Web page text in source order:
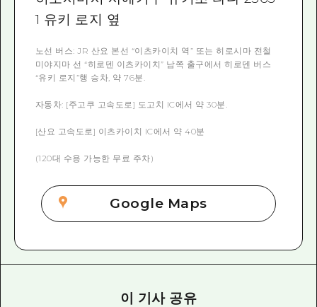
1 유키 로지 옆
노선 버스: JR 산요 본선 “이츠카이치 역” 또는 히로시마 전철
미야지마 선 “히로덴 이츠카이치” 남쪽 출구에서 히로덴 버스
“유키 로지”행 승차, 약 76분.
자동차: [주고쿠 고속도로] 도고치 IC에서 약 30분.
[산요 고속도로] 이츠카이치 IC에서 약 40분
(120대 수용 가능한 무료 주차)
Google Maps
이 기사 공유